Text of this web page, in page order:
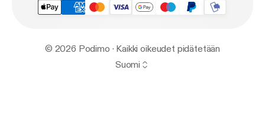
© 2026 Podimo · Kaikki oikeudet pidätetään
Suomi